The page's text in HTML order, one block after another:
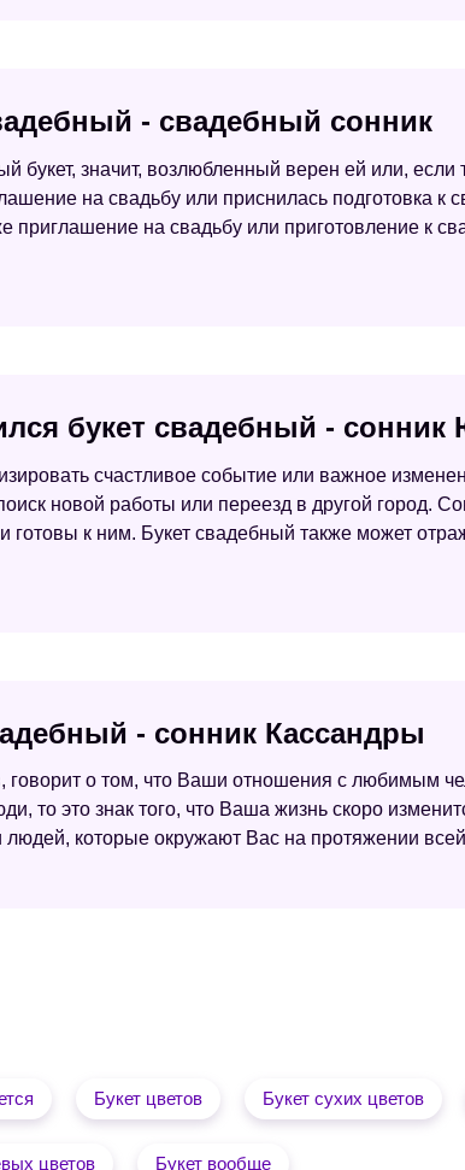
- свадебный сонник
букет, значит, возлюбленный верен ей или, если
на свадьбу или приснилась подготовка к
приглашение на свадьбу или приготовление к
букет свадебный - сонник
счастливое событие или важное
новой работы или переезд в другой город.
к ним. Букет свадебный также может
- сонник Кассандры
говорит о том, что Ваши отношения с любимым
то это знак того, что Ваша жизнь скоро
людей, которые окружают Вас на протяжении
Букет цветов Букет сухих цветов
цветов Букет вообще